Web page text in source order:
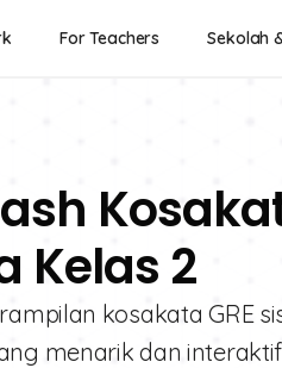
For Teachers Sekolah
Kelas 2
kosakata GRE
menarik dan